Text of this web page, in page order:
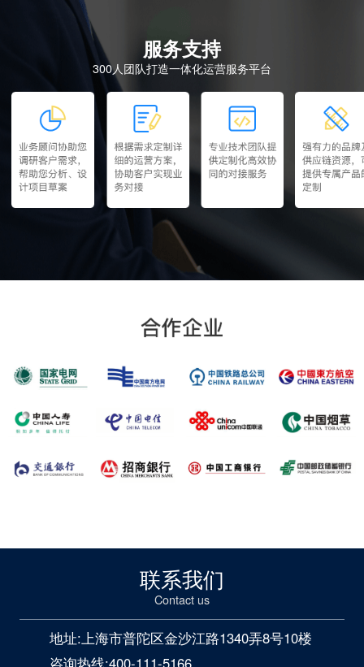
服务支持
300人团队打造一体化运营服务平台
联系我们
Contact us
地址:上海市普陀区金沙江路1340弄8号10楼
咨询热线:400-111-5166